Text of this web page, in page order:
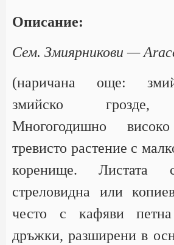
Описание:
Сем. Змиярникови —
(наричана още:
змийско грозде,
Многогодишно
тревисто растение с
коренище.
стреловидна или
често с кафяви
дръжки, разширени в